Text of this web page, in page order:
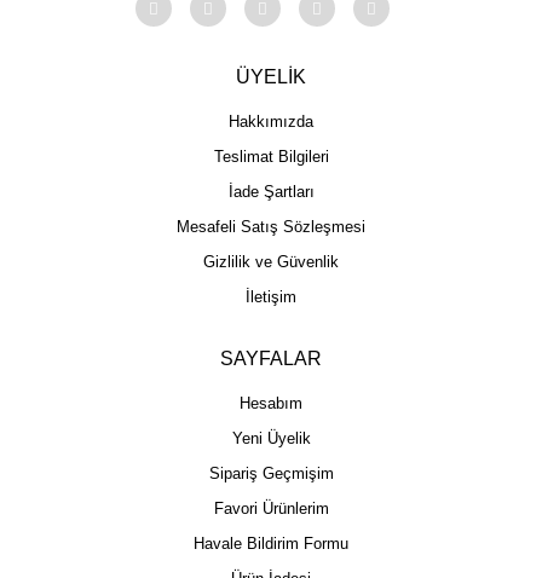
ÜYELİK
Hakkımızda
Teslimat Bilgileri
İade Şartları
Mesafeli Satış Sözleşmesi
Gizlilik ve Güvenlik
İletişim
SAYFALAR
Hesabım
Yeni Üyelik
Sipariş Geçmişim
Favori Ürünlerim
Havale Bildirim Formu